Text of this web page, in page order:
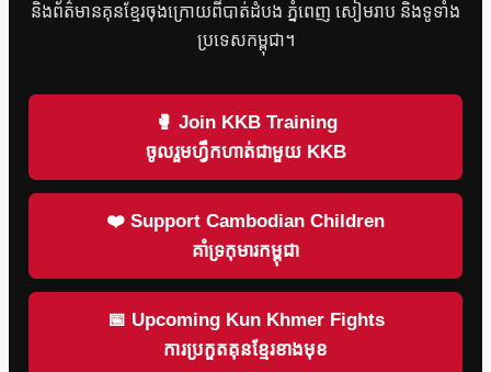
និងព័ត៌មានគុនខ្មែរចុងក្រោយពីបាត់ដំបង ភ្នំពេញ សៀមរាប និងទូទាំង
ប្រទេសកម្ពុជា។
🥊 Join KKB Training
ចូលរួមហ្វឹកហាត់ជាមួយ KKB
❤️ Support Cambodian Children
គាំទ្រកុមារកម្ពុជា
📅 Upcoming Kun Khmer Fights
ការប្រកួតគុនខ្មែរខាងមុខ